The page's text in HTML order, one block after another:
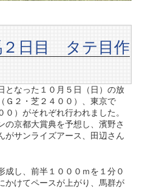
２日目 タテ目作
となった１０月５日（日）の放
Ｇ２・芝２４００）、東京で
０）がそれぞれ行われました。
の京都大賞典を予想し、濱野さ
がサンライズアース、田辺さん
成し、前半１０００ｍを１分０
かけてペースが上がり、馬群が